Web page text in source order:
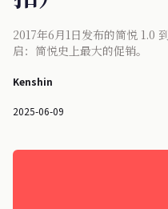
2017年6月1日发布的简悦 1.0
启：简悦史上最大的促销。
Kenshin
2025-06-09